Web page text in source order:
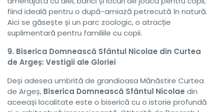
fiind ideală pentru o după-amiază petrecută în natură.
Aici se găsește și un parc zoologic, o atracție
suplimentară pentru familiile cu copii.
9. Biserica Domnească Sfântul Nicolae din Curtea
de Argeș: Vestigii ale Gloriei
Deși adesea umbrită de grandioasa Mănăstire Curtea
de Argeș, Biserica Domnească Sfântul Nicolae din
aceeași localitate este o biserică cu o istorie profundă